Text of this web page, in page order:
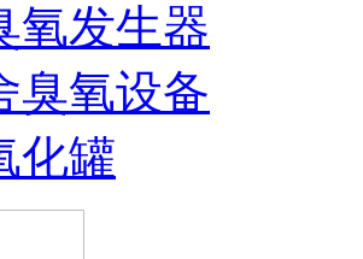
氧发生器
臭氧设备
化罐